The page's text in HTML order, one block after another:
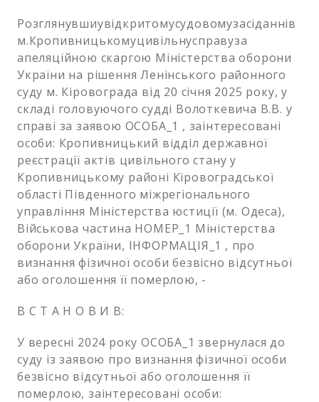
Розглянувшиувідкритомусудовомузасіданнів
м.Кропивницькомуцивільнусправуза
апеляційною скаргою Міністерства оборони
України на рішення Ленінського районного
суду м. Кіровограда від 20 січня 2025 року, у
складі головуючого судді Волоткевича В.В. у
справі за заявою ОСОБА_1 , заінтересовані
особи: Кропивницький відділ державної
реєстрації актів цивільного стану у
Кропивницькому районі Кіровоградської
області Південного міжрегіонального
управління Міністерства юстиції (м. Одеса),
Військова частина НОМЕР_1 Міністерства
оборони України, ІНФОРМАЦІЯ_1 , про
визнання фізичної особи безвісно відсутньої
або оголошення її померлою, -
В С Т А Н О В И В:
У вересні 2024 року ОСОБА_1 звернулася до
суду із заявою про визнання фізичної особи
безвісно відсутньої або оголошення її
померлою, заінтересовані особи: